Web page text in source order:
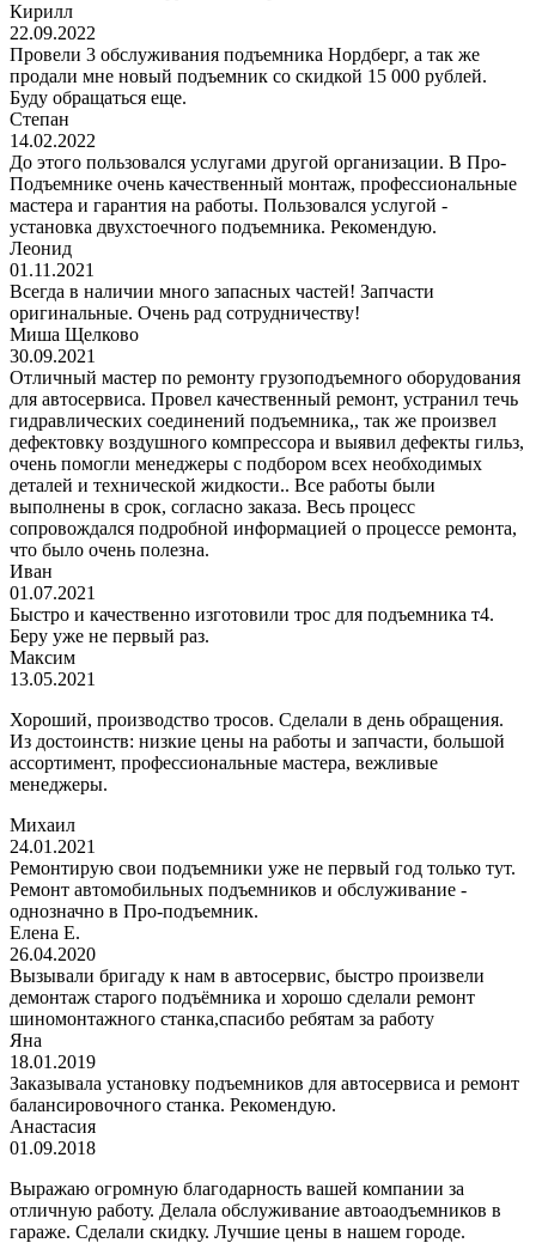
Кирилл
22.09.2022
Провели 3 обслуживания подъемника Нордберг, а так же
продали мне новый подъемник со скидкой 15 000 рублей.
Буду обращаться еще.
Степан
14.02.2022
До этого пользовался услугами другой организации. В Про-
Подъемнике очень качественный монтаж, профессиональные
мастера и гарантия на работы. Пользовался услугой -
установка двухстоечного подъемника. Рекомендую.
Леонид
01.11.2021
Всегда в наличии много запасных частей! Запчасти
оригинальные. Очень рад сотрудничеству!
Миша Щелково
30.09.2021
Отличный мастер по ремонту грузоподъемного оборудования
для автосервиса. Провел качественный ремонт, устранил течь
гидравлических соединений подъемника,, так же произвел
дефектовку воздушного компрессора и выявил дефекты гильз,
очень помогли менеджеры с подбором всех необходимых
деталей и технической жидкости.. Все работы были
выполнены в срок, согласно заказа. Весь процесс
сопровождался подробной информацией о процессе ремонта,
что было очень полезна.
Иван
01.07.2021
Быстро и качественно изготовили трос для подъемника т4.
Беру уже не первый раз.
Максим
13.05.2021
Хороший, производство тросов. Сделали в день обращения.
Из достоинств: низкие цены на работы и запчасти, большой
ассортимент, профессиональные мастера, вежливые
менеджеры.
Михаил
24.01.2021
Ремонтирую свои подъемники уже не первый год только тут.
Ремонт автомобильных подъемников и обслуживание -
однозначно в Про-подъемник.
Елена Е.
26.04.2020
Вызывали бригаду к нам в автосервис, быстро произвели
демонтаж старого подъёмника и хорошо сделали ремонт
шиномонтажного станка,спасибо ребятам за работу
Яна
18.01.2019
Заказывала установку подъемников для автосервиса и ремонт
балансировочного станка. Рекомендую.
Анастасия
01.09.2018
Выражаю огромную благодарность вашей компании за
отличную работу. Делала обслуживание автоаодъемников в
гараже. Сделали скидку. Лучшие цены в нашем городе.